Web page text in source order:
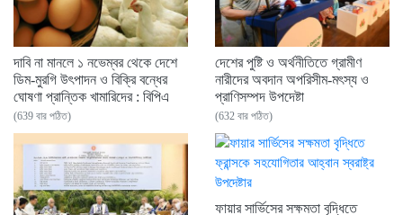
দাবি না মানলে ১ নভেম্বর থেকে দেশে
ডিম-মুরগি উৎপাদন ও বিক্রি বন্ধের
ঘোষণা প্রান্তিক খামারিদের : বিপিএ
(639 বার পঠিত)
দেশের পুষ্টি ও অর্থনীতিতে গ্রামীণ
নারীদের অবদান অপরিসীম-মৎস্য ও
প্রাণিসম্পদ উপদেষ্টা
(632 বার পঠিত)
ফায়ার সার্ভিসের সক্ষমতা বৃদ্ধিতে